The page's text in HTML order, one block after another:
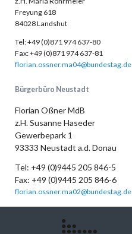
Freyung 618
84028 Landshut
Tel: +49 (0)871 974 637-80
Fax: +49 (0)871 974 637-81
florian.ossner.ma04@bundestag.de
Bürgerbüro Neustadt
Florian Oßner MdB
z.H. Susanne Haseder
Gewerbepark 1
93333 Neustadt a.d. Donau
Tel: +49 (0)9445 205 846-5
Fax: +49 (0)9445 205 846-6
florian.ossner.ma02@bundestag.de